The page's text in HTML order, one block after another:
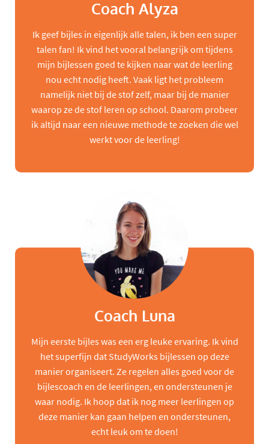
Coach Alyza
Ik geef bijles in eigenlijk alle talen, ik ben een super
talen fan! Ik vind het vooral belangrijk om tijdens
mijn bijlessen goed te kijken naar wat de leerling
nou echt nodig heeft. Vaak ligt het probleem
namelijk niet bij de stof zelf, maar bij de manier
waarop ze de stof leren op school. Daarom probeer
ik altijd naar een nieuwe methode te zoeken die wel
werkt voor de leerling!
Coach Luna
Mijn eerste bijles was een erg leuke ervaring. Ik vind
het superfijn dat StudyWorks bijlessen op deze
manier organiseert. Ze regelen alles goed voor de
bijlescoach en de leerlingen, en ondersteunen je
waar nodig. Ik hoop dat ik nog meer leerlingen op
deze manier kan gaan helpen en ondersteunen,
echt leuk om te doen!